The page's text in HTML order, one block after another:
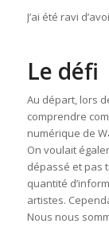
J’ai été ravi
Le défi
Au départ, lors
comprendre
numérique de
On voulait
dépassé et pas
quantité
artistes.
Nous nous